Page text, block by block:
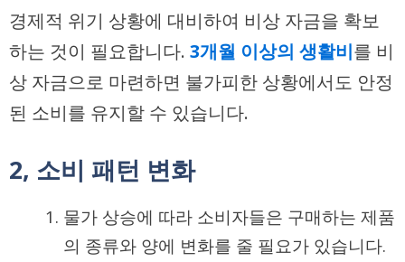
경제적 위기 상황에 대비하여 비상 자금을 확보
하는 것이 필요합니다. 3개월 이상의 생활비를 비
상 자금으로 마련하면 불가피한 상황에서도 안정
된 소비를 유지할 수 있습니다.
2, 소비 패턴 변화
물가 상승에 따라 소비자들은 구매하는 제품
의 종류와 양에 변화를 줄 필요가 있습니다.